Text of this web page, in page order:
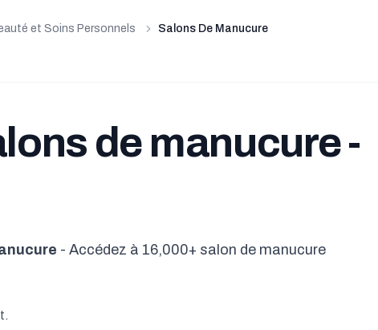
et Soins Personnels Salons De Manucure
de manucure -
- Accédez à 16,000+ salon de manucure